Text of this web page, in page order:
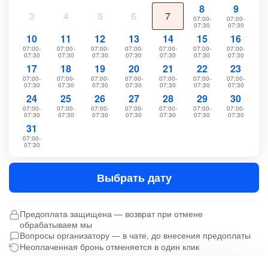
3 4 5 6 7
8
07:00-
07:30
9
07:00-
07:30
10
07:00-
07:30
11
07:00-
07:30
12
07:00-
07:30
13
07:00-
07:30
14
07:00-
07:30
15
07:00-
07:30
16
07:00-
07:30
17
07:00-
07:30
18
07:00-
07:30
19
07:00-
07:30
20
07:00-
07:30
21
07:00-
07:30
22
07:00-
07:30
23
07:00-
07:30
24
07:00-
07:30
25
07:00-
07:30
26
07:00-
07:30
27
07:00-
07:30
28
07:00-
07:30
29
07:00-
07:30
30
07:00-
07:30
31
07:00-
07:30
Выбрать дату
Предоплата защищена — возврат при отмене
обрабатываем мы
Вопросы организатору — в чате, до внесения предоплаты
Неоплаченная бронь отменяется в один клик